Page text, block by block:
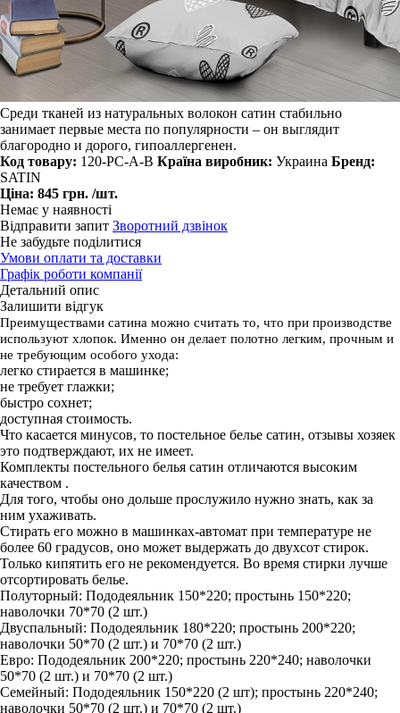
Среди тканей из натуральных волокон сатин стабильно
занимает первые места по популярности – он выглядит
благородно и дорого, гипоаллергенен.
Код товару: 120-PC-A-B Країна виробник: Украина Бренд:
SATIN
Ціна: 845 грн. /шт.
Немає у наявності
Відправити запит Зворотний дзвінок
Не забудьте поділитися
Умови оплати та доставки
Графік роботи компанії
Детальний опис
Залишити відгук
Преимуществами сатина можно считать то, что при производстве
используют хлопок. Именно он делает полотно легким, прочным и
не требующим особого ухода:
легко стирается в машинке;
не требует глажки;
быстро сохнет;
доступная стоимость.
Что касается минусов, то постельное белье сатин, отзывы хозяек
это подтверждают, их не имеет.
Комплекты постельного белья сатин отличаются высоким
качеством .
Для того, чтобы оно дольше прослужило нужно знать, как за
ним ухаживать.
Стирать его можно в машинках-автомат при температуре не
более 60 градусов, оно может выдержать до двухсот стирок.
Только кипятить его не рекомендуется. Во время стирки лучше
отсортировать белье.
Полуторный: Пододеяльник 150*220; простынь 150*220;
наволочки 70*70 (2 шт.)
Двуспальный: Пододеяльник 180*220; простынь 200*220;
наволочки 50*70 (2 шт.) и 70*70 (2 шт.)
Евро: Пододеяльник 200*220; простынь 220*240; наволочки
50*70 (2 шт.) и 70*70 (2 шт.)
Семейный: Пододеяльник 150*220 (2 шт); простынь 220*240;
наволочки 50*70 (2 шт.) и 70*70 (2 шт.)